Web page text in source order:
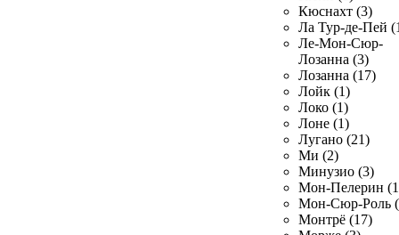
Кюснахт (3)
Ла Тур-де-Пей
Ле-Мон-Сюр-
Лозанна (3)
Лозанна (17)
Лойк (1)
Локо (1)
Лоне (1)
Лугано (21)
Ми (2)
Минузио (3)
Мон-Пелерин
Мон-Сюр-Роль
Монтрё (17)